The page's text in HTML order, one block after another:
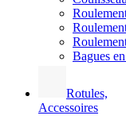
Bagues
Rotules,
Accessoires